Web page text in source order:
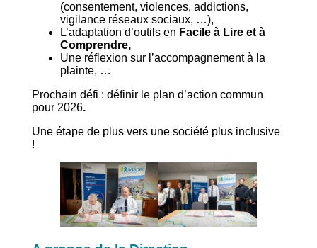
(consentement, violences, addictions,
vigilance réseaux sociaux, …),
L’adaptation d’outils en Facile à Lire et à
Comprendre,
Une réflexion sur l’accompagnement à la
plainte, …
Prochain défi : définir le plan d’action commun
pour 2026.
Une étape de plus vers une société plus inclusive
!